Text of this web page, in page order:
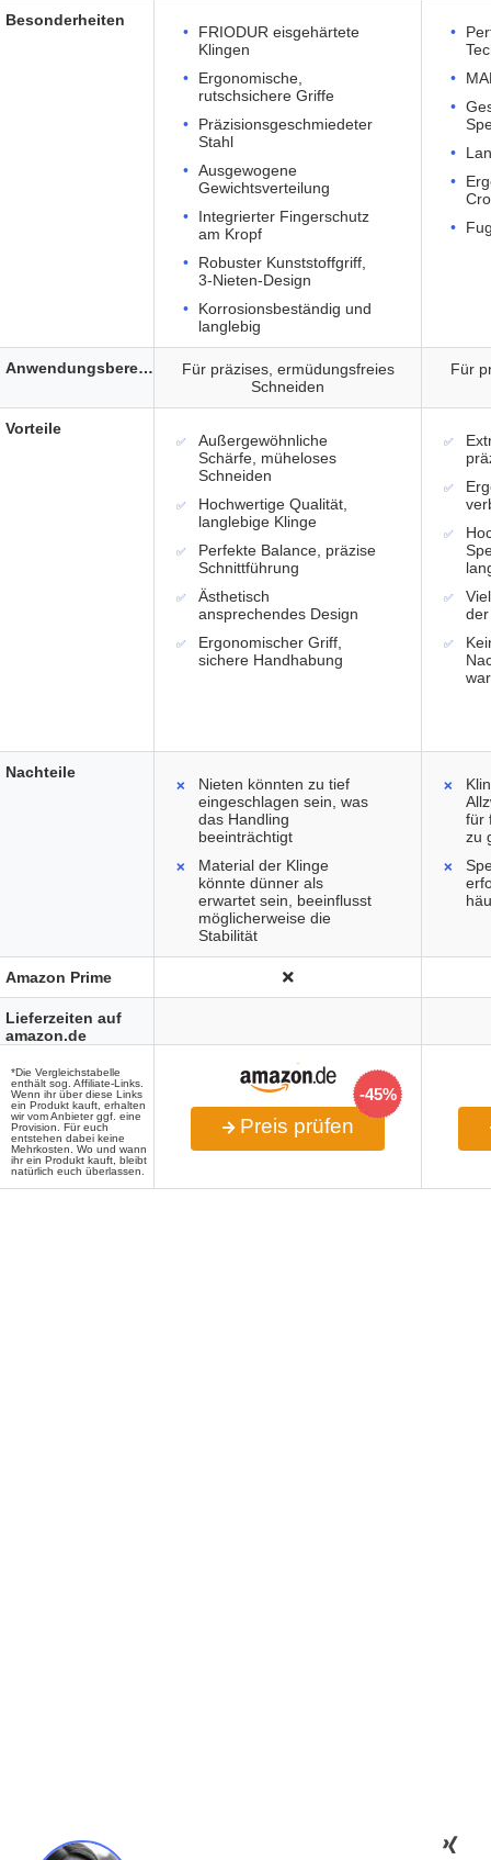
FRIODUR eisgehärtete
Klingen
Ergonomische,
rutschsichere Griffe
Präzisionsgeschmiedeter
Stahl
Ausgewogene
Gewichtsverteilung
Integrierter Fingerschutz
am Kropf
Robuster Kunststoffgriff,
3-Nieten-Design
Korrosionsbeständig und
langlebig
Für präzises, ermüdungsfreies
Schneiden
Für
Außergewöhnliche
Schärfe, müheloses
Schneiden
Hochwertige Qualität,
langlebige Klinge
Perfekte Balance, präzise
Schnittführung
Ästhetisch
ansprechendes Design
Ergonomischer Griff,
sichere Handhabung
Nieten könnten zu tief
eingeschlagen sein, was
das Handling
beeinträchtigt
Material der Klinge
könnte dünner als
erwartet sein, beeinflusst
möglicherweise die
Stabilität
für
zu
-45%
Preis prüfen
Besonderheiten
Anwendungsbereich
Vorteile
Nachteile
Amazon Prime
Lieferzeiten auf
amazon.de
*Die Vergleichstabelle
enthält sog. Affiliate-Links.
Wenn ihr über diese Links
ein Produkt kauft, erhalten
wir vom Anbieter ggf. eine
Provision. Für euch
entstehen dabei keine
Mehrkosten. Wo und wann
ihr ein Produkt kauft, bleibt
natürlich euch überlassen.